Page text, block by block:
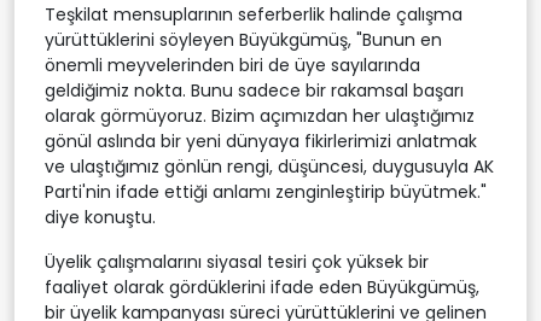
Teşkilat mensuplarının seferberlik halinde çalışma
yürüttüklerini söyleyen Büyükgümüş, "Bunun en
önemli meyvelerinden biri de üye sayılarında
geldiğimiz nokta. Bunu sadece bir rakamsal başarı
olarak görmüyoruz. Bizim açımızdan her ulaştığımız
gönül aslında bir yeni dünyaya fikirlerimizi anlatmak
ve ulaştığımız gönlün rengi, düşüncesi, duygusuyla AK
Parti'nin ifade ettiği anlamı zenginleştirip büyütmek."
diye konuştu.
Üyelik çalışmalarını siyasal tesiri çok yüksek bir
faaliyet olarak gördüklerini ifade eden Büyükgümüş,
bir üyelik kampanyası süreci yürüttüklerini ve gelinen